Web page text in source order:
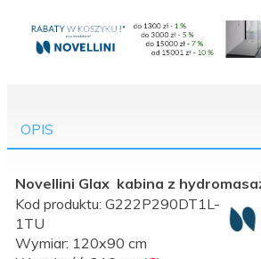
OPIS
Novellini Glax kabina z
Kod produktu: G222P290DT1L-
1TU
Wymiar: 120x90 cm